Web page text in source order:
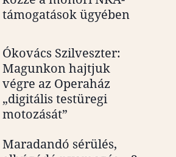
támogatások ügyében
Ókovács Szilveszter:
Magunkon hajtjuk
végre az Operaház
„digitális testüregi
motozását”
Maradandó sérülés,